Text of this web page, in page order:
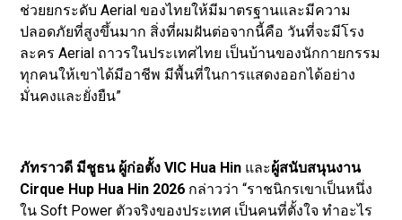
ช่วยยกระดับ Aerial ของไทยให้มีมาตรฐานและมีความ
ปลอดภัยที่สูงขึ้นมาก สิ่งที่ผมฝันต่อจากนี้คือ วันที่จะมีโรง
ละคร Aerial ถาวรในประเทศไทย เป็นบ้านของนักกายกรรม
ทุกคนให้เขาได้มีอาชีพ มีพื้นที่ในการแสดงออกได้อย่าง
มั่นคงและยั่งยืน”
ภัทราวดี มีชูธน ผู้ก่อตั้ง VIC Hua Hin และผู้สนับสนุนงาน
Cirque Hup Hua Hin 2026 กล่าวว่า “ราชนิกรเขาเป็นหนึ่ง
ใน Soft Power ตัวจริงของประเทศ เป็นคนที่ตั้งใจ ทำอะไร